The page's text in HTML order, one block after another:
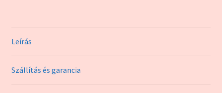
Leírás
Szállítás és garancia